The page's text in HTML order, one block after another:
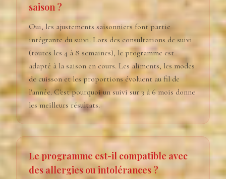
saison ?
Oui, les ajustements saisonniers font partie
intégrante du suivi. Lors des consultations de suivi
(toutes les 4 à 8 semaines), le programme est
adapté à la saison en cours. Les aliments, les modes
de cuisson et les proportions évoluent au fil de
l'année. C'est pourquoi un suivi sur 3 à 6 mois donne
les meilleurs résultats.
Le programme est-il compatible avec
des allergies ou intolérances ?